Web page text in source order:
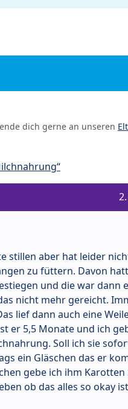
dich gerne an unseren
stillen aber hat leider
zu füttern. Davon
und die war dann
nicht mehr gereicht.
lief dann auch eine
er 5,5 Monate und ich
Soll ich sie
ein Gläschen das er
gebe ich ihm
ob das alles so okay